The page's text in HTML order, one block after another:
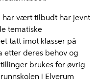
har vært tilbudt har jevnt
tematiske
tatt imot klasser på
etter deres behov og
brukes for øvrig
i Elverum